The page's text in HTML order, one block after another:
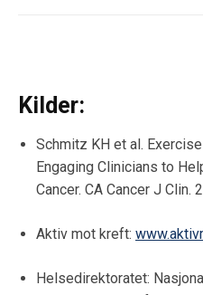
Kilder:
Schmitz KH et al.
Engaging Clinicians to
Cancer. CA Cancer J Clin.
Aktiv mot kreft:
Helsedirektoratet: